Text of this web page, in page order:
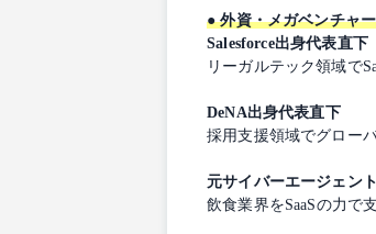
● 外資・メガベンチャ
Salesforce出身代表直下
リーガルテック領域で
DeNA出身代表直下
採用支援領域でグロー
元サイバーエージェン
飲食業界をSaaSの力で